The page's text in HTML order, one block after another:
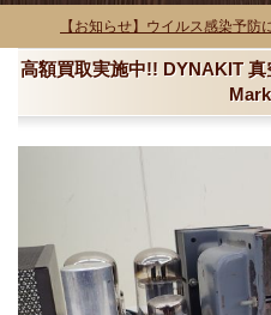
【お知らせ】ウイルス感染予
高額買取実施中!! DYNAKIT